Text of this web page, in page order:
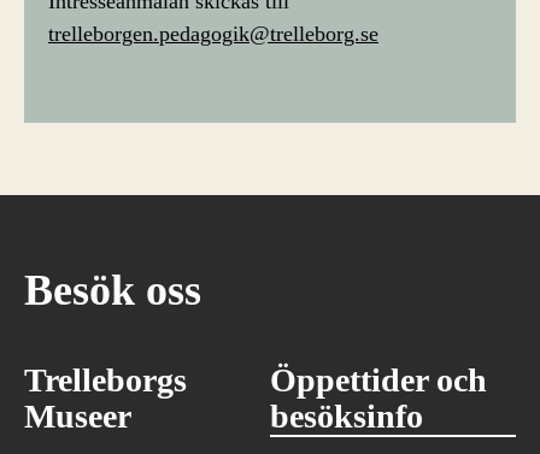
trelleborgen.pedagogik@trelleborg.se
Besök oss
Trelleborgs
Museer
Öppettider och
besöksinfo